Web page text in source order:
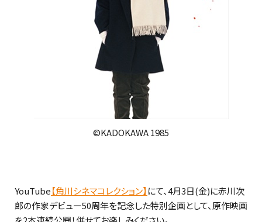
©KADOKAWA 1985
YouTube【角川シネマコレクション】 にて、4月3日(金)に赤川次
郎の作家デビュー50周年を記念した特別企画として、原作映画